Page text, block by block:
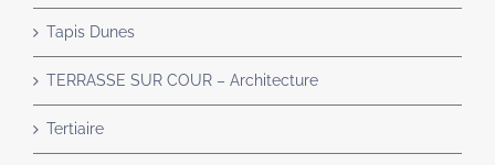
Tapis Dunes
TERRASSE SUR COUR – Architecture
Tertiaire